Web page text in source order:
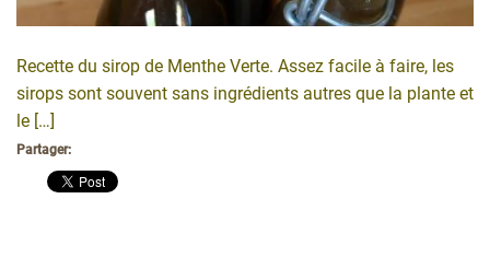
Recette du sirop de Menthe Verte. Assez facile à faire, les
sirops sont souvent sans ingrédients autres que la plante et
le […]
Partager: